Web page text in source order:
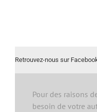
Retrouvez-nous sur
Pour des raisons
besoin de votre